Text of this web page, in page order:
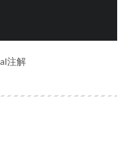
注解